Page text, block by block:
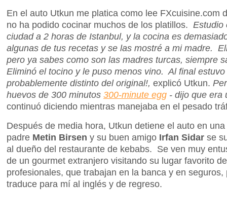
En el auto Utkun me platica como lee FXcuisine.com
no ha podido cocinar muchos de los platillos. Estudio
ciudad a 2 horas de Istanbul, y la cocina es
algunas de tus recetas y se las mostré a mi madre.
pero ya sabes como son las madres turcas, siempre
Eliminó el tocino y le puso menos vino. Al final estuvo
probablemente distinto del original!, explicó Utkun.
huevos de 300 minutos 300-minute egg - dijo que era
continuó diciendo mientras manejaba en el pesado
Después de media hora, Utkun detiene el auto en
padre Metin Birsen y su buen amigo Irfan Sidar se
al dueño del restaurante de kebabs. Se ven muy
de un gourmet extranjero visitando su lugar favorito
profesionales, que trabajan en la banca y en
traduce para mí al inglés y de regreso.